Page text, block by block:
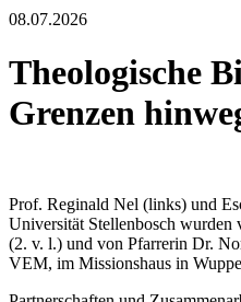
08.07.2026
Theologische
Grenzen
Prof. Reginald Nel (links) und
Universität Stellenbosch
(2. v. l.) und von Pfarrerin Dr.
VEM, im Missionshaus in